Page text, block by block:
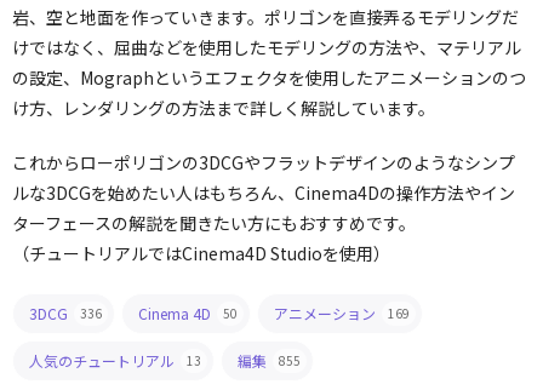
岩、空と地面を作っていきます。ポリゴンを直接弄るモデリングだ
けではなく、屈曲などを使用したモデリングの方法や、マテリアル
の設定、Mographというエフェクタを使用したアニメーションのつ
け方、レンダリングの方法まで詳しく解説しています。
これからローポリゴンの3DCGやフラットデザインのようなシンプ
ルな3DCGを始めたい人はもちろん、Cinema4Dの操作方法やイン
ターフェースの解説を聞きたい方にもおすすめです。
（チュートリアルではCinema4D Studioを使用）
3DCG 336 Cinema 4D 50 アニメーション 169
人気のチュートリアル 13 編集 855